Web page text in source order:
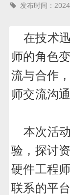
发布时间：
在技术
师的角色
流与合作
师交流沟通
本次活
验，探讨
硬件工程
联系的平台